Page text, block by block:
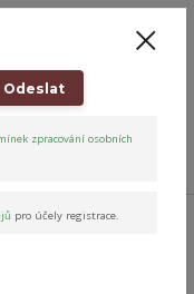
Nahřívací polštářky
Odeslat
zpracování osobních
pro účely registrace.